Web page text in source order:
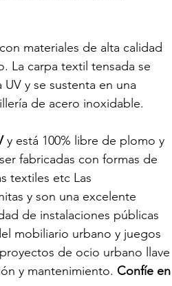
materiales de alta calidad
La carpa textil tensada se
y se sustenta en una
de acero inoxidable.
y está 100% libre de plomo y
fabricadas con formas de
textiles etc Las
y son una excelente
de instalaciones públicas
mobiliario urbano y juegos
de ocio urbano llave
y mantenimiento. Confíe en